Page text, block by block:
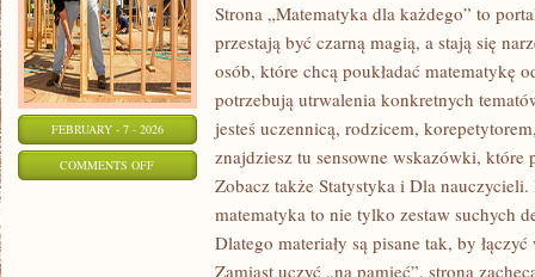
FEBRUARY - 7 - 2026
COMMENTS OFFON
MATEMATYCZNA
Strona „Matematyka dla każdego” to
przestają być czarną magią, a stają się
osób, które chcą poukładać matematykę
potrzebują utrwalenia konkretnych
jesteś uczennicą, rodzicem,
znajdziesz tu sensowne wskazówki,
Zobacz także Statystyka i Dla
matematyka to nie tylko zestaw suchych
Dlatego materiały są pisane tak, by
Zamiast uczyć „na pamięć”, strona